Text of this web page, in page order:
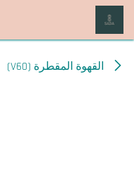
تخطي للذهاب إلى المحتوى
القهوة المقطرة (V60)